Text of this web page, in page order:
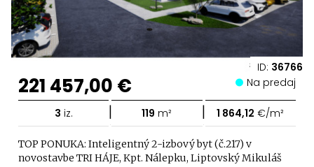
ID: 36766
221 457,00 € Na predaj
3 iz. | 119 m² | 1 864,12 €/m²
TOP PONUKA: Inteligentný 2-izbový byt (č.217) v
novostavbe TRI HÁJE, Kpt. Nálepku, Liptovský Mikuláš